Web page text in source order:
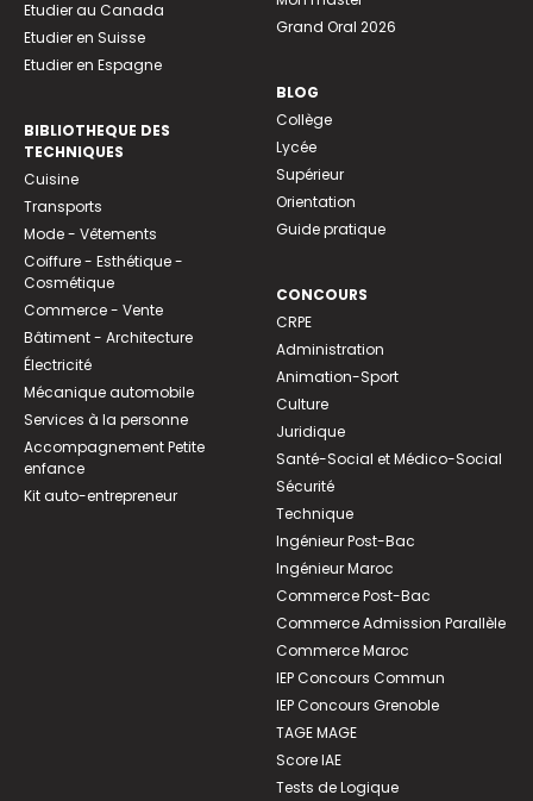
Etudier au Canada
Etudier en Suisse
Etudier en Espagne
BIBLIOTHEQUE DES
TECHNIQUES
Cuisine
Transports
Mode - Vêtements
Coiffure - Esthétique -
Cosmétique
Commerce - Vente
Bâtiment - Architecture
Électricité
Mécanique automobile
Services à la personne
Accompagnement Petite
enfance
Kit auto-entrepreneur
Grand Oral 2026
BLOG
Collège
Lycée
Supérieur
Orientation
Guide pratique
CONCOURS
CRPE
Administration
Animation-Sport
Culture
Juridique
Santé-Social et Médico-Social
Sécurité
Technique
Ingénieur Post-Bac
Ingénieur Maroc
Commerce Post-Bac
Commerce Admission Parallèle
Commerce Maroc
IEP Concours Commun
IEP Concours Grenoble
TAGE MAGE
Score IAE
Tests de Logique